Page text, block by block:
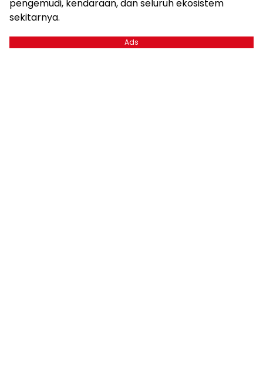
pengemudi, kendaraan, dan seluruh ekosistem
sekitarnya.
Ads